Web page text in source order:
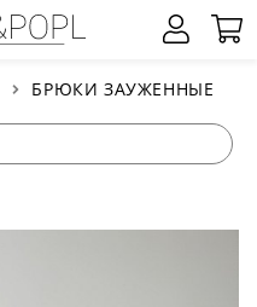
БРЮКИ ЗАУЖЕННЫЕ